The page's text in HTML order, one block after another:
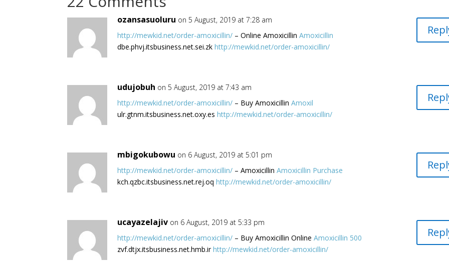
ozansasuoluru on 5 August, 2019 at 7:28 am
http://mewkid.net/order-amoxicillin/ – Online AmoxicillinAmoxicillin
dbe.phvj.itsbusiness.net.sei.zkhttp://mewkid.net/order-amoxicillin/
udujobuh on 5 August, 2019 at 7:43 am
http://mewkid.net/order-amoxicillin/ – Buy AmoxicillinAmoxil
ulr.gtnm.itsbusiness.net.oxy.eshttp://mewkid.net/order-amoxicillin/
mbigokubowu on 6 August, 2019 at 5:01 pm
http://mewkid.net/order-amoxicillin/ – AmoxicillinAmoxicillin Purchase
kch.qzbc.itsbusiness.net.rej.oqhttp://mewkid.net/order-amoxicillin/
ucayazelajiv on 6 August, 2019 at 5:33 pm
http://mewkid.net/order-amoxicillin/ – Buy Amoxicillin OnlineAmoxicillin 500
zvf.dtjx.itsbusiness.net.hmb.irhttp://mewkid.net/order-amoxicillin/